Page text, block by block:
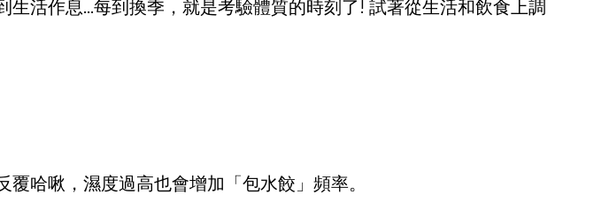
活作息...每到換季，就是考驗體質的時刻了! 試著從生活和飲食上調
哈啾，濕度過高也會增加「包水餃」頻率。